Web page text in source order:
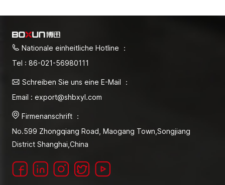
Nationale einheitliche Hotline ：
Tel : 86-021-56980111
Schreiben Sie uns eine E-Mail ：
Email : export@shbxyl.com
Firmenanschrift ：
No.599 Zhongqiang Road, Maogang Town,Songjiang
District Shanghai,China